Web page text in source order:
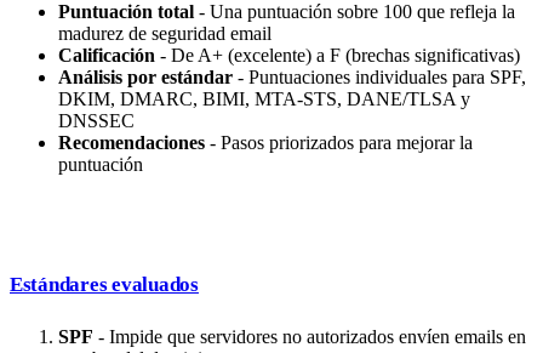
Puntuación total - Una puntuación sobre 100 que refleja la
madurez de seguridad email
Calificación - De A+ (excelente) a F (brechas significativas)
Análisis por estándar - Puntuaciones individuales para SPF,
DKIM, DMARC, BIMI, MTA-STS, DANE/TLSA y
DNSSEC
Recomendaciones - Pasos priorizados para mejorar la
puntuación
Estándares evaluados
SPF - Impide que servidores no autorizados envíen emails en